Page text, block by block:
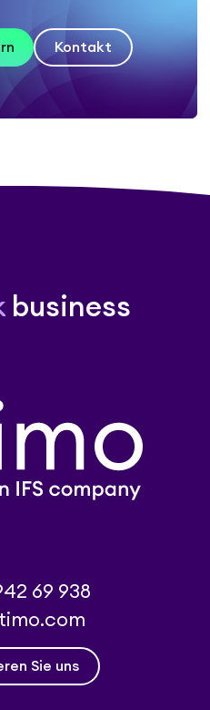
Kontakt
business
69 938
Sie uns